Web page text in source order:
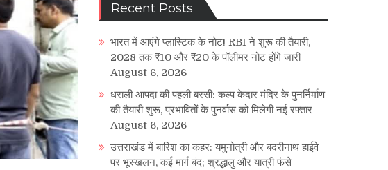
Recent Posts
भारत में आएंगे प्लास्टिक के नोट! RBI ने शुरू की तैयारी,
2028 तक ₹10 और ₹20 के पॉलीमर नोट होंगे जारी
August 6, 2026
धराली आपदा की पहली बरसी: कल्प केदार मंदिर के पुनर्निर्माण
की तैयारी शुरू, प्रभावितों के पुनर्वास को मिलेगी नई रफ्तार
August 6, 2026
उत्तराखंड में बारिश का कहर: यमुनोत्री और बदरीनाथ हाईवे
पर भूस्खलन, कई मार्ग बंद; श्रद्धालु और यात्री फंसे